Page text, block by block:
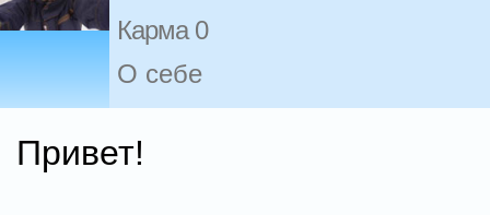
Карма 0
О себе
Привет!